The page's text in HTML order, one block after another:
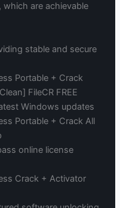
are achievable
stable and secure
Portable + Crack
FileCR FREE
Windows updates
Portable + Crack All
online license
Crack + Activator